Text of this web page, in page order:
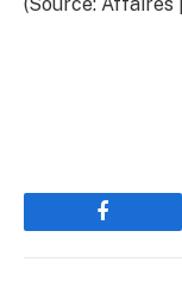
Facebook